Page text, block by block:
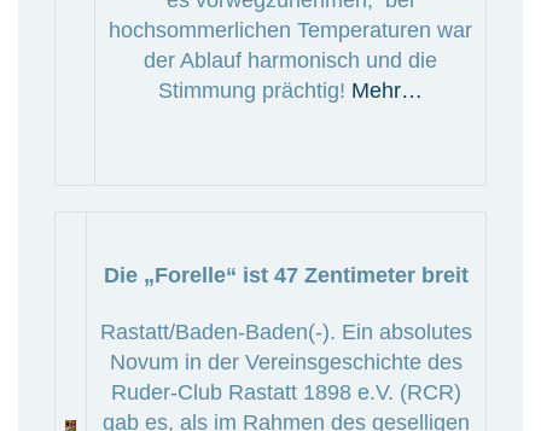
hochsommerlichen Temperaturen war
der Ablauf harmonisch und die
Stimmung prächtig! Mehr…
Die „Forelle“ ist 47 Zentimeter breit
Rastatt/Baden-Baden(-). Ein absolutes
Novum in der Vereinsgeschichte des
Ruder-Club Rastatt 1898 e.V. (RCR)
gab es, als im Rahmen des geselligen